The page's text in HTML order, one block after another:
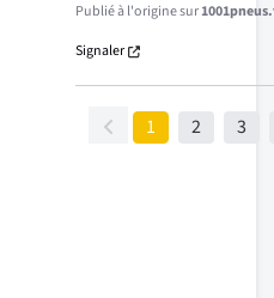
Publié à l'origine sur
Signaler
1 2 3